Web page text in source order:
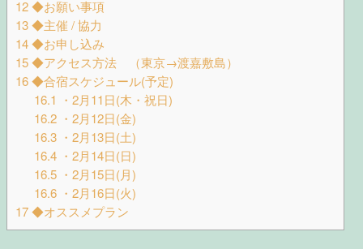
12◆お願い事項
13◆主催 / 協力
14◆お申し込み
15◆アクセス方法 （東京→渡嘉敷島）
16◆合宿スケジュール(予定)
16.1 ・2月11日(木・祝日)
16.2・2月12日(金)
16.3・2月13日(土)
16.4・2月14日(日)
16.5・2月15日(月)
16.6・2月16日(火)
17◆オススメプラン